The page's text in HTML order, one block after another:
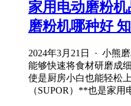
家用电动磨粉
磨粉机哪种好
2024年3月21日 · 小熊
能够快速将食材研磨成
使是厨房小白也能轻松
（SUPOR）**也是家用